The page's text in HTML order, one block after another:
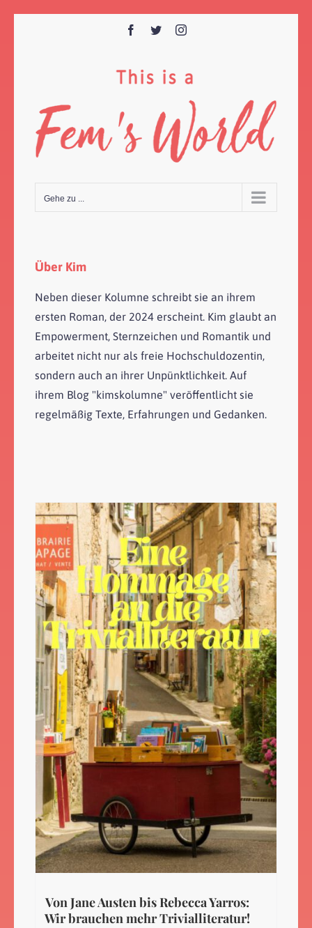
Facebook
TwitterInstagram
Gehe zu ...
Über Kim
Neben dieser Kolumne schreibt sie an ihrem
ersten Roman, der 2024 erscheint. Kim glaubt an
Empowerment, Sternzeichen und Romantik und
arbeitet nicht nur als freie Hochschuldozentin,
sondern auch an ihrer Unpünktlichkeit. Auf
ihrem Blog "kimskolumne" veröffentlicht sie
regelmäßig Texte, Erfahrungen und Gedanken.
Von Jane Austen bis Rebecca Yarros:
Wir brauchen mehr Trivialliteratur!